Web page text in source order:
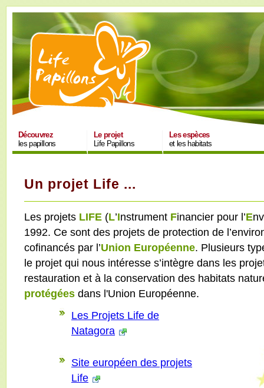
Découvrez
les papillons
Le projet
Life Papillons
Les espèces
et les habitats
Un projet Life ...
Les projets LIFE (L’Instrument Financier pour l’E
1992. Ce sont des projets de protection de
cofinancés par l’Union Européenne. Plusieurs
le projet qui nous intéresse s’intègre dans les
restauration et à la conservation des habitats
protégées dans l'Union Européenne.
Les Projets Life de
Natagora
Site européen des projets
Life